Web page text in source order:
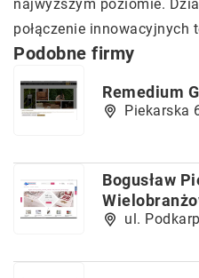
najwyższym poziomie.
połączenie
Podobne firmy
Remedium
Piekarska
Bogusław
ul.